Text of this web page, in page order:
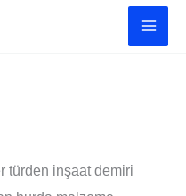
türden inşaat demiri